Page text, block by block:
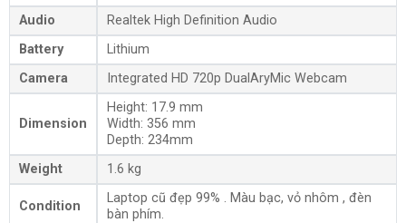
Audio
Realtek High Definition Audio
Battery
Lithium
Camera
Integrated HD 720p DualAryMic Webcam
Dimension
Height: 17.9 mm
Width: 356 mm
Depth: 234mm
Weight
1.6 kg
Condition
Laptop cũ đẹp 99% . Màu bạc, vỏ nhôm , đèn
bàn phím.